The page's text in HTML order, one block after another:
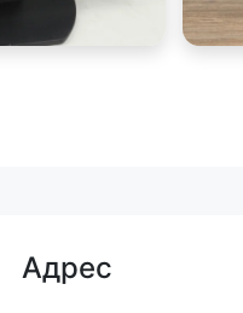
Адрес